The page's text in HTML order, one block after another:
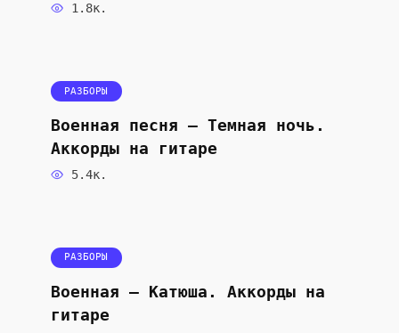
1.8к.
РАЗБОРЫ
Военная песня — Темная ночь.
Аккорды на гитаре
5.4к.
РАЗБОРЫ
Военная — Катюша. Аккорды на
гитаре